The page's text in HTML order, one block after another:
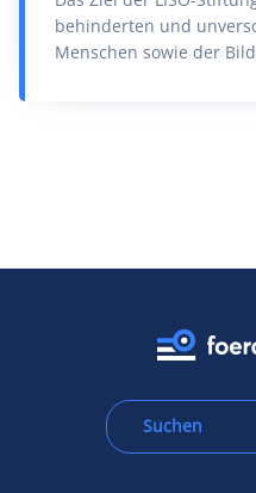
behinderten und
Menschen sowie der